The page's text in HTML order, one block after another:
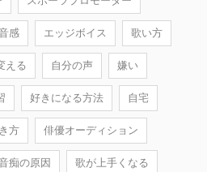
感 エッジボイス 歌い方
える 自分の声 嫌い
好きになる方法 自宅
方 俳優オーディション
痴の原因 歌が上手くなる